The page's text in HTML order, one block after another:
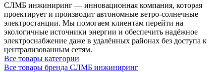
СЛМБ инжиниринг — инновационная компания, которая
проектирует и производит автономные ветро‑солнечные
электростанции. Мы помогаем клиентам перейти на
экологичные источники энергии и обеспечить надёжное
электроснабжение даже в удалённых районах без доступа к
централизованным сетям.
Все товары категории
Все товары бренда СЛМБ инжиниринг